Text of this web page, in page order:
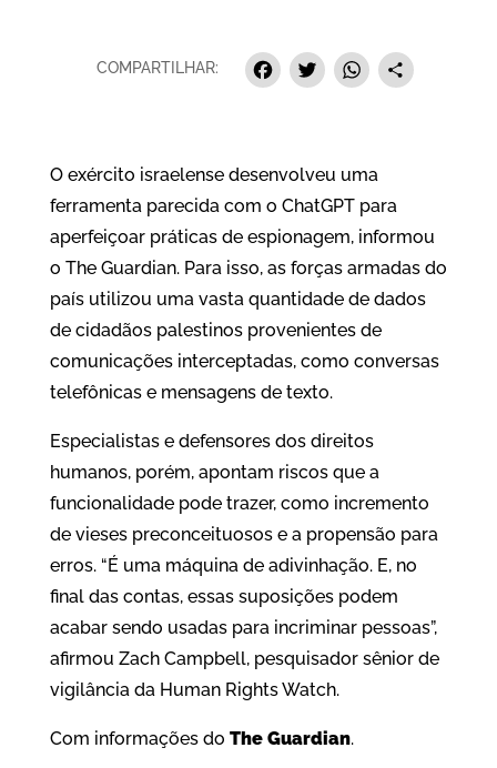
COMPARTILHAR: Facebook
Twitter
O exército israelense desenvolveu uma
ferramenta parecida com o ChatGPT para
aperfeiçoar práticas de espionagem, informou
o The Guardian. Para isso, as forças armadas do
país utilizou uma vasta quantidade de dados
de cidadãos palestinos provenientes de
comunicações interceptadas, como conversas
telefônicas e mensagens de texto.
Especialistas e defensores dos direitos
humanos, porém, apontam riscos que a
funcionalidade pode trazer, como incremento
de vieses preconceituosos e a propensão para
erros. “É uma máquina de adivinhação. E, no
final das contas, essas suposições podem
acabar sendo usadas para incriminar pessoas”,
afirmou Zach Campbell, pesquisador sênior de
vigilância da Human Rights Watch.
Com informações do The Guardian.